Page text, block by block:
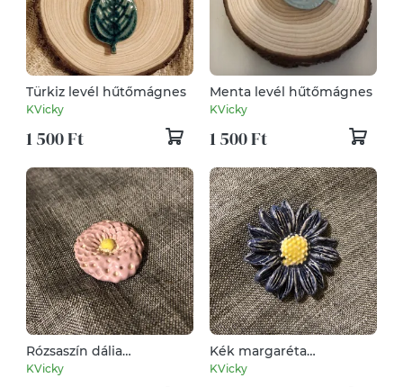
Türkiz levél hűtőmágnes
KVicky
1 500 Ft
Menta levél hűtőmágnes
KVicky
1 500 Ft
Rózsaszín dália
hűtőmágnes
KVicky
Kék margaréta
hűtőmágnes
KVicky